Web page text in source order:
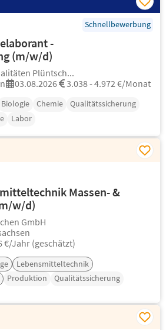
Schnellbewerbung
-
(m/w/d)
Plüntsch...
03.08.2026 3.038 - 4.972 €/Monat
Biologie Chemie
Qualitätssicherung
Labor
Massen- &
w/d)
GmbH
€/Jahr (geschätzt)
Lebensmitteltechnik
Produktion
Qualitätssicherung